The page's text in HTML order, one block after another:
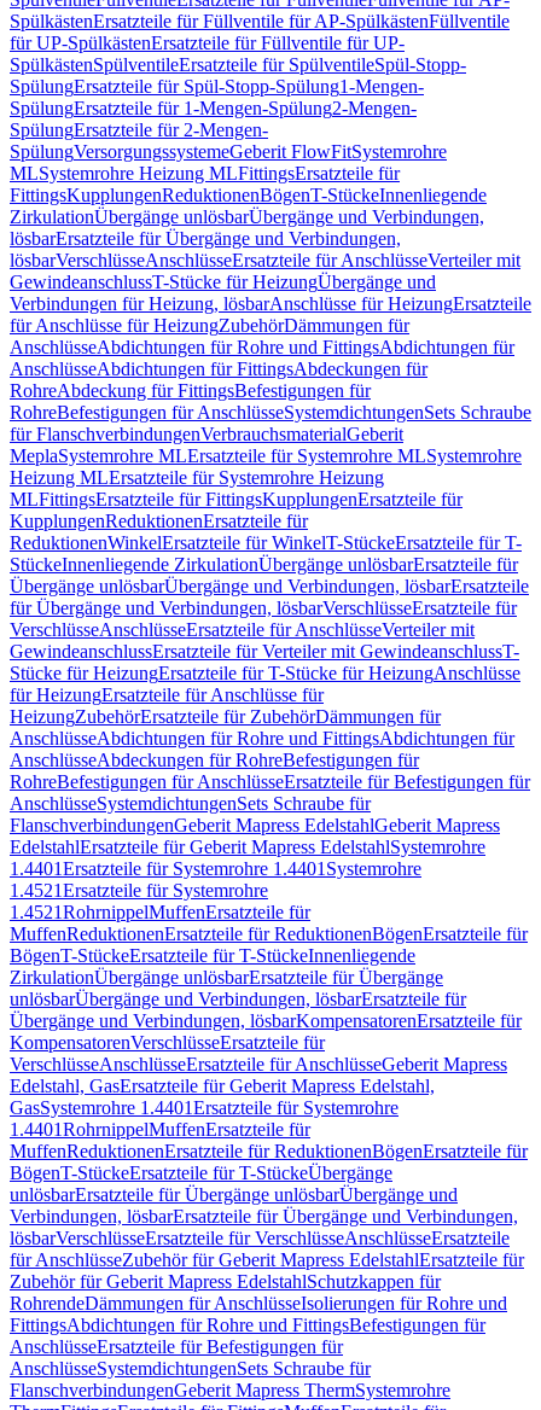
SpülkästenErsatzteile für Füllventile für AP-SpülkästenFüllventile
für UP-SpülkästenErsatzteile für Füllventile für UP-
SpülkästenSpülventileErsatzteile für SpülventileSpül-Stopp-
SpülungErsatzteile für Spül-Stopp-Spülung1-Mengen-
SpülungErsatzteile für 1-Mengen-Spülung2-Mengen-
SpülungErsatzteile für 2-Mengen-
SpülungVersorgungssystemeGeberit FlowFitSystemrohre
MLSystemrohre Heizung MLFittingsErsatzteile für
FittingsKupplungenReduktionenBögenT-StückeInnenliegende
ZirkulationÜbergänge unlösbarÜbergänge und Verbindungen,
lösbarErsatzteile für Übergänge und Verbindungen,
lösbarVerschlüsseAnschlüsseErsatzteile für AnschlüsseVerteiler mit
GewindeanschlussT-Stücke für HeizungÜbergänge und
Verbindungen für Heizung, lösbarAnschlüsse für HeizungErsatzteile
für Anschlüsse für HeizungZubehörDämmungen für
AnschlüsseAbdichtungen für Rohre und FittingsAbdichtungen für
AnschlüsseAbdichtungen für FittingsAbdeckungen für
RohreAbdeckung für FittingsBefestigungen für
RohreBefestigungen für AnschlüsseSystemdichtungenSets Schraube
für FlanschverbindungenVerbrauchsmaterialGeberit
MeplaSystemrohre MLErsatzteile für Systemrohre MLSystemrohre
Heizung MLErsatzteile für Systemrohre Heizung
MLFittingsErsatzteile für FittingsKupplungenErsatzteile für
KupplungenReduktionenErsatzteile für
ReduktionenWinkelErsatzteile für WinkelT-StückeErsatzteile für T-
StückeInnenliegende ZirkulationÜbergänge unlösbarErsatzteile für
Übergänge unlösbarÜbergänge und Verbindungen, lösbarErsatzteile
für Übergänge und Verbindungen, lösbarVerschlüsseErsatzteile für
VerschlüsseAnschlüsseErsatzteile für AnschlüsseVerteiler mit
GewindeanschlussErsatzteile für Verteiler mit GewindeanschlussT-
Stücke für HeizungErsatzteile für T-Stücke für HeizungAnschlüsse
für HeizungErsatzteile für Anschlüsse für
HeizungZubehörErsatzteile für ZubehörDämmungen für
AnschlüsseAbdichtungen für Rohre und FittingsAbdichtungen für
AnschlüsseAbdeckungen für RohreBefestigungen für
RohreBefestigungen für AnschlüsseErsatzteile für Befestigungen für
AnschlüsseSystemdichtungenSets Schraube für
FlanschverbindungenGeberit Mapress EdelstahlGeberit Mapress
EdelstahlErsatzteile für Geberit Mapress EdelstahlSystemrohre
1.4401Ersatzteile für Systemrohre 1.4401 Systemrohre
1.4521Ersatzteile für Systemrohre
1.4521RohrnippelMuffenErsatzteile für
MuffenReduktionenErsatzteile für ReduktionenBögenErsatzteile für
BögenT-StückeErsatzteile für T-StückeInnenliegende
ZirkulationÜbergänge unlösbarErsatzteile für Übergänge
unlösbarÜbergänge und Verbindungen, lösbarErsatzteile für
Übergänge und Verbindungen, lösbarKompensatorenErsatzteile für
KompensatorenVerschlüsseErsatzteile für
VerschlüsseAnschlüsseErsatzteile für AnschlüsseGeberit Mapress
Edelstahl, GasErsatzteile für Geberit Mapress Edelstahl,
GasSystemrohre 1.4401Ersatzteile für Systemrohre
1.4401RohrnippelMuffenErsatzteile für
MuffenReduktionenErsatzteile für ReduktionenBögenErsatzteile für
BögenT-StückeErsatzteile für T-StückeÜbergänge
unlösbarErsatzteile für Übergänge unlösbarÜbergänge und
Verbindungen, lösbarErsatzteile für Übergänge und Verbindungen,
lösbarVerschlüsseErsatzteile für VerschlüsseAnschlüsseErsatzteile
für AnschlüsseZubehör für Geberit Mapress EdelstahlErsatzteile für
Zubehör für Geberit Mapress EdelstahlSchutzkappen für
RohrendeDämmungen für AnschlüsseIsolierungen für Rohre und
FittingsAbdichtungen für Rohre und FittingsBefestigungen für
AnschlüsseErsatzteile für Befestigungen für
AnschlüsseSystemdichtungenSets Schraube für
FlanschverbindungenGeberit Mapress ThermSystemrohre